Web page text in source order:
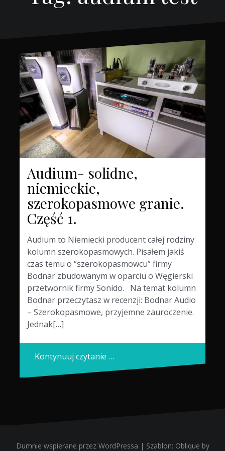
Audium- solidne,
niemieckie,
szerokopasmowe granie.
Część 1.
Audium to Niemiecki producent całej rodziny
kolumn szerokopasmowych. Pisałem jakiś
czas temu o “szerokopasmowcu” firmy
Bodnar zbudowanym w oparciu o Węgierski
przetwornik firmy Sonido. Na temat kolumn
Bodnar przeczytasz w recenzji: Bodnar Audio
– Szerokopasmowe, przyjemne zauroczenie.
Jednak[…]
Kontynuuj czytanie …
Dumnie wspierane przez WordPressa | Szablon: Oblique by